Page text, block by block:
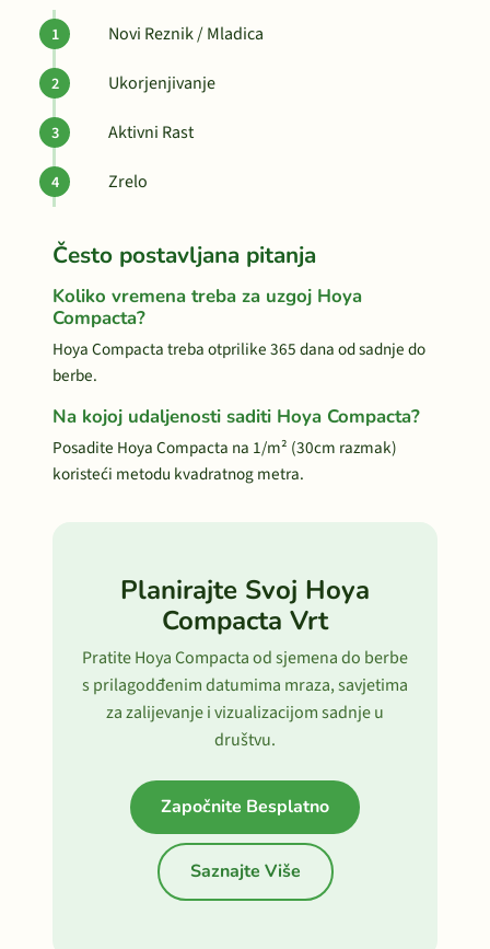
Novi Reznik / Mladica
Ukorjenjivanje
Aktivni Rast
Zrelo
Često postavljana pitanja
Koliko vremena treba za uzgoj Hoya
Compacta?
Hoya Compacta treba otprilike 365 dana od sadnje do
berbe.
Na kojoj udaljenosti saditi Hoya Compacta?
Posadite Hoya Compacta na 1/m² (30cm razmak)
koristeći metodu kvadratnog metra.
Planirajte Svoj Hoya
Compacta Vrt
Pratite Hoya Compacta od sjemena do berbe
s prilagodđenim datumima mraza, savjetima
za zalijevanje i vizualizacijom sadnje u
društvu.
Započnite Besplatno
Saznajte Više